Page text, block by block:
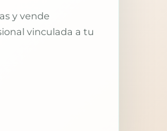
y vende
vinculada a tu